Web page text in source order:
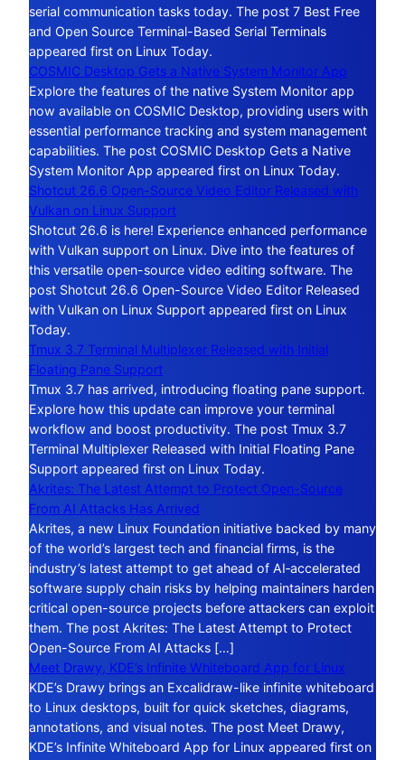
serial communication tasks today. The post 7 Best Free
and Open Source Terminal-Based Serial Terminals
appeared first on Linux Today.
COSMIC Desktop Gets a Native System Monitor App
Explore the features of the native System Monitor app
now available on COSMIC Desktop, providing users with
essential performance tracking and system management
capabilities. The post COSMIC Desktop Gets a Native
System Monitor App appeared first on Linux Today.
Shotcut 26.6 Open-Source Video Editor Released with
Vulkan on Linux Support
Shotcut 26.6 is here! Experience enhanced performance
with Vulkan support on Linux. Dive into the features of
this versatile open-source video editing software. The
post Shotcut 26.6 Open-Source Video Editor Released
with Vulkan on Linux Support appeared first on Linux
Today.
Tmux 3.7 Terminal Multiplexer Released with Initial
Floating Pane Support
Tmux 3.7 has arrived, introducing floating pane support.
Explore how this update can improve your terminal
workflow and boost productivity. The post Tmux 3.7
Terminal Multiplexer Released with Initial Floating Pane
Support appeared first on Linux Today.
Akrites: The Latest Attempt to Protect Open-Source
From AI Attacks Has Arrived
Akrites, a new Linux Foundation initiative backed by many
of the world’s largest tech and financial firms, is the
industry’s latest attempt to get ahead of AI‑accelerated
software supply chain risks by helping maintainers harden
critical open-source projects before attackers can exploit
them. The post Akrites: The Latest Attempt to Protect
Open-Source From AI Attacks […]
Meet Drawy, KDE’s Infinite Whiteboard App for Linux
KDE’s Drawy brings an Excalidraw-like infinite whiteboard
to Linux desktops, built for quick sketches, diagrams,
annotations, and visual notes. The post Meet Drawy,
KDE’s Infinite Whiteboard App for Linux appeared first on